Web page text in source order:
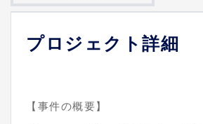
プロジェクト詳細
【事件の概要】